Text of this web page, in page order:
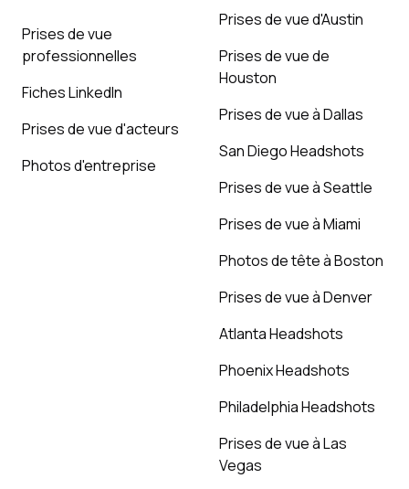
Prises de vue
professionnelles
Fiches LinkedIn
Prises de vue d'acteurs
Photos d'entreprise
Prises de vue d'Austin
Prises de vue de
Houston
Prises de vue à Dallas
San Diego Headshots
Prises de vue à Seattle
Prises de vue à Miami
Photos de tête à Boston
Prises de vue à Denver
Atlanta Headshots
Phoenix Headshots
Philadelphia Headshots
Prises de vue à Las
Vegas